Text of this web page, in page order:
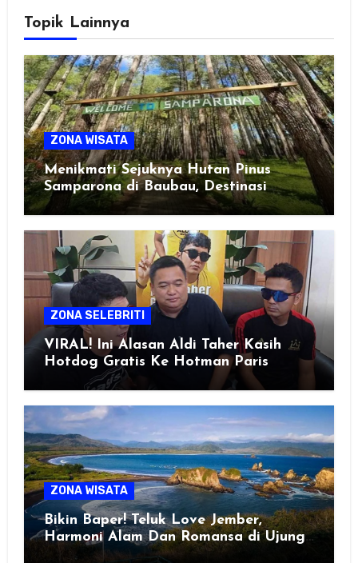
Topik Lainnya
ZONA WISATA
Menikmati Sejuknya Hutan Pinus
Samparona di Baubau, Destinasi
Healing Favorit!
ZONA SELEBRITI
VIRAL! Ini Alasan Aldi Taher Kasih
Hotdog Gratis Ke Hotman Paris
ZONA WISATA
Bikin Baper! Teluk Love Jember,
Harmoni Alam Dan Romansa di Ujung
Selatan Jawa